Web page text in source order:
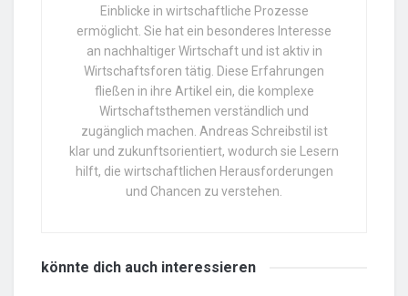
Einblicke in wirtschaftliche Prozesse
ermöglicht. Sie hat ein besonderes Interesse
an nachhaltiger Wirtschaft und ist aktiv in
Wirtschaftsforen tätig. Diese Erfahrungen
fließen in ihre Artikel ein, die komplexe
Wirtschaftsthemen verständlich und
zugänglich machen. Andreas Schreibstil ist
klar und zukunftsorientiert, wodurch sie Lesern
hilft, die wirtschaftlichen Herausforderungen
und Chancen zu verstehen.
könnte dich auch interessieren